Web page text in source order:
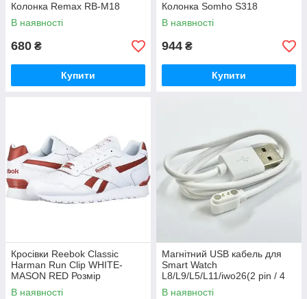
Колонка Remax RB-M18
В наявності
680 ₴
Купити
Колонка Somho S318
В наявності
944 ₴
Купити
Кросівки Reebok Classic
Harman Run Clip WHITE-
MASON RED Розмір
US8/EUR40.5/26см
В наявності
Магнітний USB кабель для
Smart Watch
L8/L9/L5/L11/iwo26(2 pin / 4
mm) 1A 60см (Білий)
В наявності